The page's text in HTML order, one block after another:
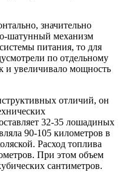
значительно
шатунный механизм
питания, то для
по отдельному
и увеличивало мощность
отличий, он
32-35 лошадиных
90-105 километров в
Расход топлива
При этом объем
сантиметров.